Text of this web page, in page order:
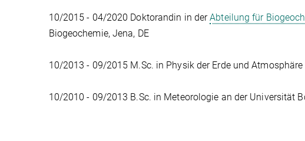
10/2015 - 04/2020 Doktorandin in derAbteilung für
Biogeochemie, Jena, DE
10/2013 - 09/2015 M.Sc. in Physik der Erde und
10/2010 - 09/2013 B.Sc. in Meteorologie an der Universität